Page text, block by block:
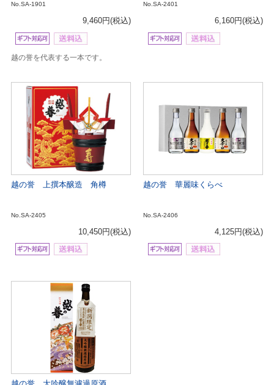
No.SA-1901
9,460円(税込)
越の誉を代表する一本です。
No.SA-2401
6,160円(税込)
越の誉 上撰本醸造 角樽
No.SA-2405
10,450円(税込)
越の誉 華麗味くらべ
No.SA-2406
4,125円(税込)